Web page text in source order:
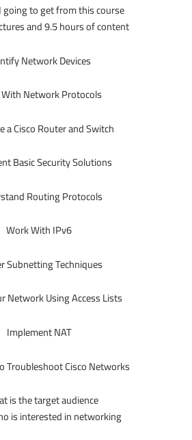
to get from this course?
and 9.5 hours of content!
Network Devices
Network Protocols
a Cisco Router and Switch
Basic Security Solutions
Routing Protocols
Work With IPv6
Subnetting Techniques
Network Using Access Lists
Implement NAT
Troubleshoot Cisco Networks
is the target audience?
is interested in networking